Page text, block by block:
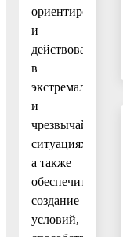
ориентироваться
и
действовать
в
экстремальных
и
чрезвычайных
ситуациях,
а также
обеспечить
создание
условий,